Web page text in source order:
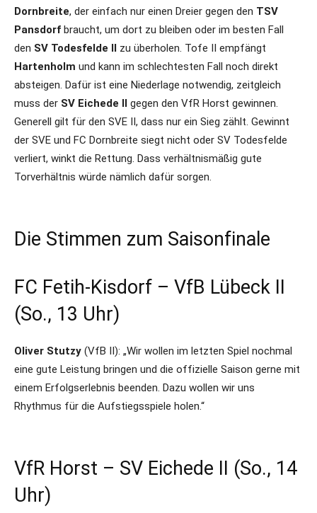
Dornbreite, der einfach nur einen Dreier gegen den TSV
Pansdorf braucht, um dort zu bleiben oder im besten Fall
den SV Todesfelde II zu überholen. Tofe II empfängt
Hartenholm und kann im schlechtesten Fall noch direkt
absteigen. Dafür ist eine Niederlage notwendig, zeitgleich
muss der SV Eichede II gegen den VfR Horst gewinnen.
Generell gilt für den SVE II, dass nur ein Sieg zählt. Gewinnt
der SVE und FC Dornbreite siegt nicht oder SV Todesfelde
verliert, winkt die Rettung. Dass verhältnismäßig gute
Torverhältnis würde nämlich dafür sorgen.
Die Stimmen zum Saisonfinale
FC Fetih-Kisdorf – VfB Lübeck II
(So., 13 Uhr)
Oliver Stutzy (VfB II): „Wir wollen im letzten Spiel nochmal
eine gute Leistung bringen und die offizielle Saison gerne mit
einem Erfolgserlebnis beenden. Dazu wollen wir uns
Rhythmus für die Aufstiegsspiele holen.“
VfR Horst – SV Eichede II (So., 14
Uhr)